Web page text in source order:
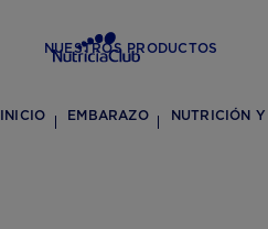
NUESTROS PRODUCTOS
INICIO EMBARAZO NUTRICIÓN